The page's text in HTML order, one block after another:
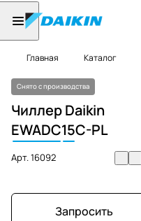
Главная Каталог
Снято с производства
Чиллер Daikin
EWADC15C-PL
Арт.16092
Запросить